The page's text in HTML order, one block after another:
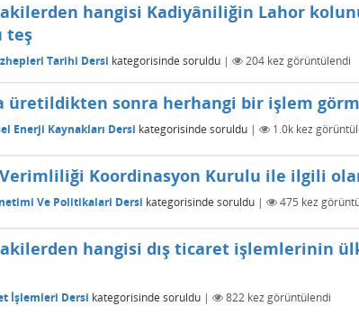
hangisi Kadiyâniliğin Lahor
teş
Tarihi Dersi kategorisinde soruldu | 204 kez görüntülendi
üretildikten sonra herhangi bir işlem
Enerji Kaynakları Dersi kategorisinde soruldu | 1.0k kez
Koordinasyon Kurulu ile ilgili
Ve Politikalari Dersi kategorisinde soruldu | 475 kez
hangisi dış ticaret işlemlerinin
İşlemleri Dersi kategorisinde soruldu | 822 kez görüntülendi